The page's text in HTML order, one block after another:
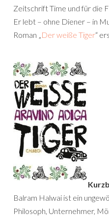
Zeitschrift Time und für die
Er lebt – ohne Diener – in
Roman „Der weiße Tiger“
Balram Halwai ist ein
Philosoph, Unternehmer,